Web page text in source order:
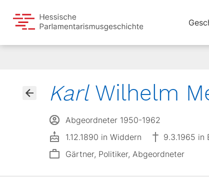
KarlWilhelm
Abgeordneter 1950-1962
1.12.1890 in Widdern
9.3.1965 in
Gärtner, Politiker, Abgeordneter